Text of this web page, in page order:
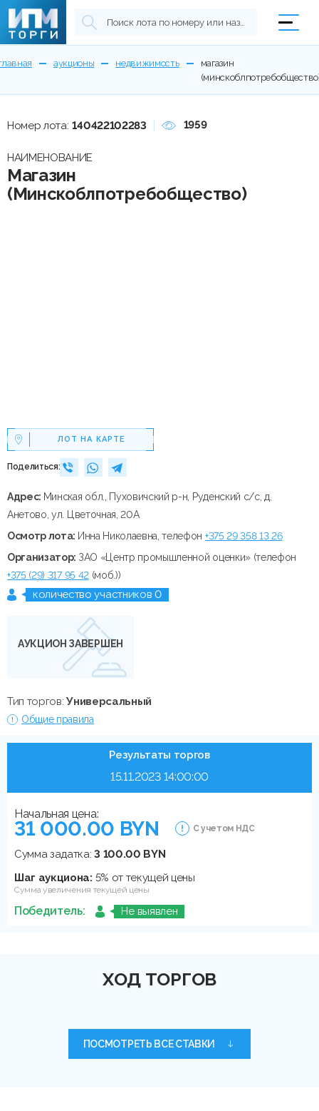
аукционы недвижимость
магазин
ЛОТ НА КАРТЕ
Поделиться:
Номер лота: 140422102283 1959
НАИМЕНОВАНИЕ
Магазин
(Минскоблпотребобщество)
Адрес: Минская обл., Пуховичский р-н, Руденский с/с, д.
Анетово, ул. Цветочная, 20А
Осмотр лота: Инна Николаевна, телефон +375 29 358 13 26
Организатор: ЗАО «Центр промышленной оценки» (телефон
+375 (29) 317 95 42(моб.))
количество участников 0
АУКЦИОН ЗАВЕРШЕН
Тип торгов:Универсальный
Общие правила
Результаты торгов
15.11.2023 14:00:00
Начальная цена:
31 000.00 BYN С учетом НДС
Сумма задатка:3 100.00 BYN
Шаг аукциона: 5% от текущей цены
Сумма увеличения текущей цены
Победитель: Не выявлен
ХОД ТОРГОВ
ПОСМОТРЕТЬ ВСЕ СТАВКИ